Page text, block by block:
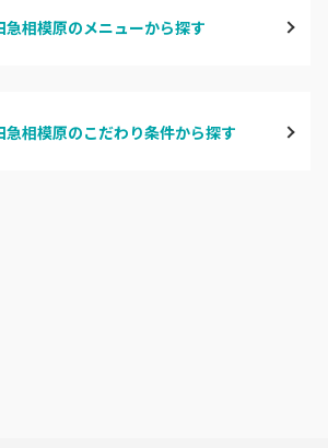
急相模原のメニューから探す
急相模原のこだわり条件から探す